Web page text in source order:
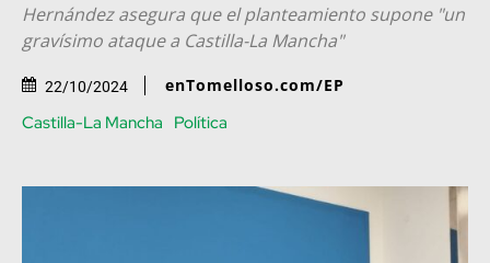
Hernández asegura que el planteamiento supone "un
gravísimo ataque a Castilla-La Mancha"
22/10/2024 enTomelloso.com/EP
Castilla-La Mancha Política